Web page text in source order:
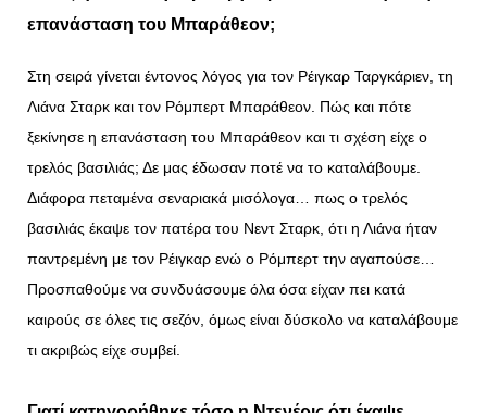
επανάσταση του Μπαράθεον;
Στη σειρά γίνεται έντονος λόγος για τον Ρέιγκαρ Ταργκάριεν, τη
Λιάνα Σταρκ και τον Ρόμπερτ Μπαράθεον. Πώς και πότε
ξεκίνησε η επανάσταση του Μπαράθεον και τι σχέση είχε ο
τρελός βασιλιάς; Δε μας έδωσαν ποτέ να το καταλάβουμε.
Διάφορα πεταμένα σεναριακά μισόλογα… πως ο τρελός
βασιλιάς έκαψε τον πατέρα του Νεντ Σταρκ, ότι η Λιάνα ήταν
παντρεμένη με τον Ρέιγκαρ ενώ ο Ρόμπερτ την αγαπούσε…
Προσπαθούμε να συνδυάσουμε όλα όσα είχαν πει κατά
καιρούς σε όλες τις σεζόν, όμως είναι δύσκολο να καταλάβουμε
τι ακριβώς είχε συμβεί.